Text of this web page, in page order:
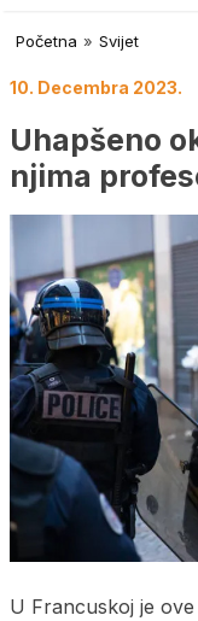
Početna » Svijet
10. Decembra 2023.
Uhapšeno
njima
U Francuskoj je